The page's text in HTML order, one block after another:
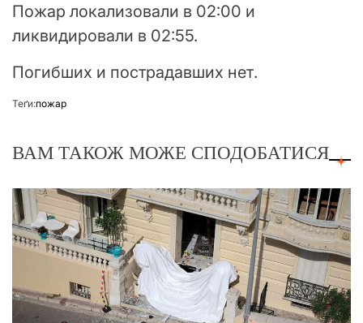
Пожар локализовали в 02:00 и
ликвидировали в 02:55.
Погибших и пострадавших нет.
Теґи:пожар
ВАМ ТАКОЖ МОЖЕ СПОДОБАТИСЯ